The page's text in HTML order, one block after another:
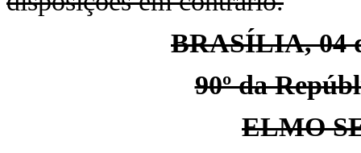
BRASÍLIA, 04
90º da
ELMO